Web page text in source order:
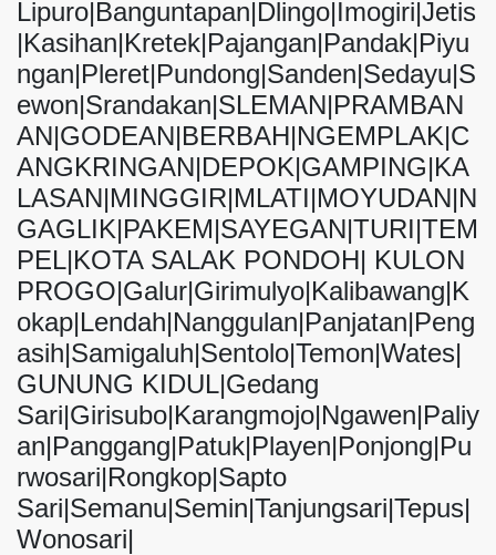
Lipuro|Banguntapan|Dlingo|Imogiri|Jetis
|Kasihan|Kretek|Pajangan|Pandak|Piyu
ngan|Pleret|Pundong|Sanden|Sedayu|S
ewon|Srandakan|SLEMAN|PRAMBAN
AN|GODEAN|BERBAH|NGEMPLAK|C
ANGKRINGAN|DEPOK|GAMPING|KA
LASAN|MINGGIR|MLATI|MOYUDAN|N
GAGLIK|PAKEM|SAYEGAN|TURI|TEM
PEL|KOTA SALAK PONDOH| KULON
PROGO|Galur|Girimulyo|Kalibawang|K
okap|Lendah|Nanggulan|Panjatan|Peng
asih|Samigaluh|Sentolo|Temon|Wates|
GUNUNG KIDUL|Gedang
Sari|Girisubo|Karangmojo|Ngawen|Paliy
an|Panggang|Patuk|Playen|Ponjong|Pu
rwosari|Rongkop|Sapto
Sari|Semanu|Semin|Tanjungsari|Tepus|
Wonosari|